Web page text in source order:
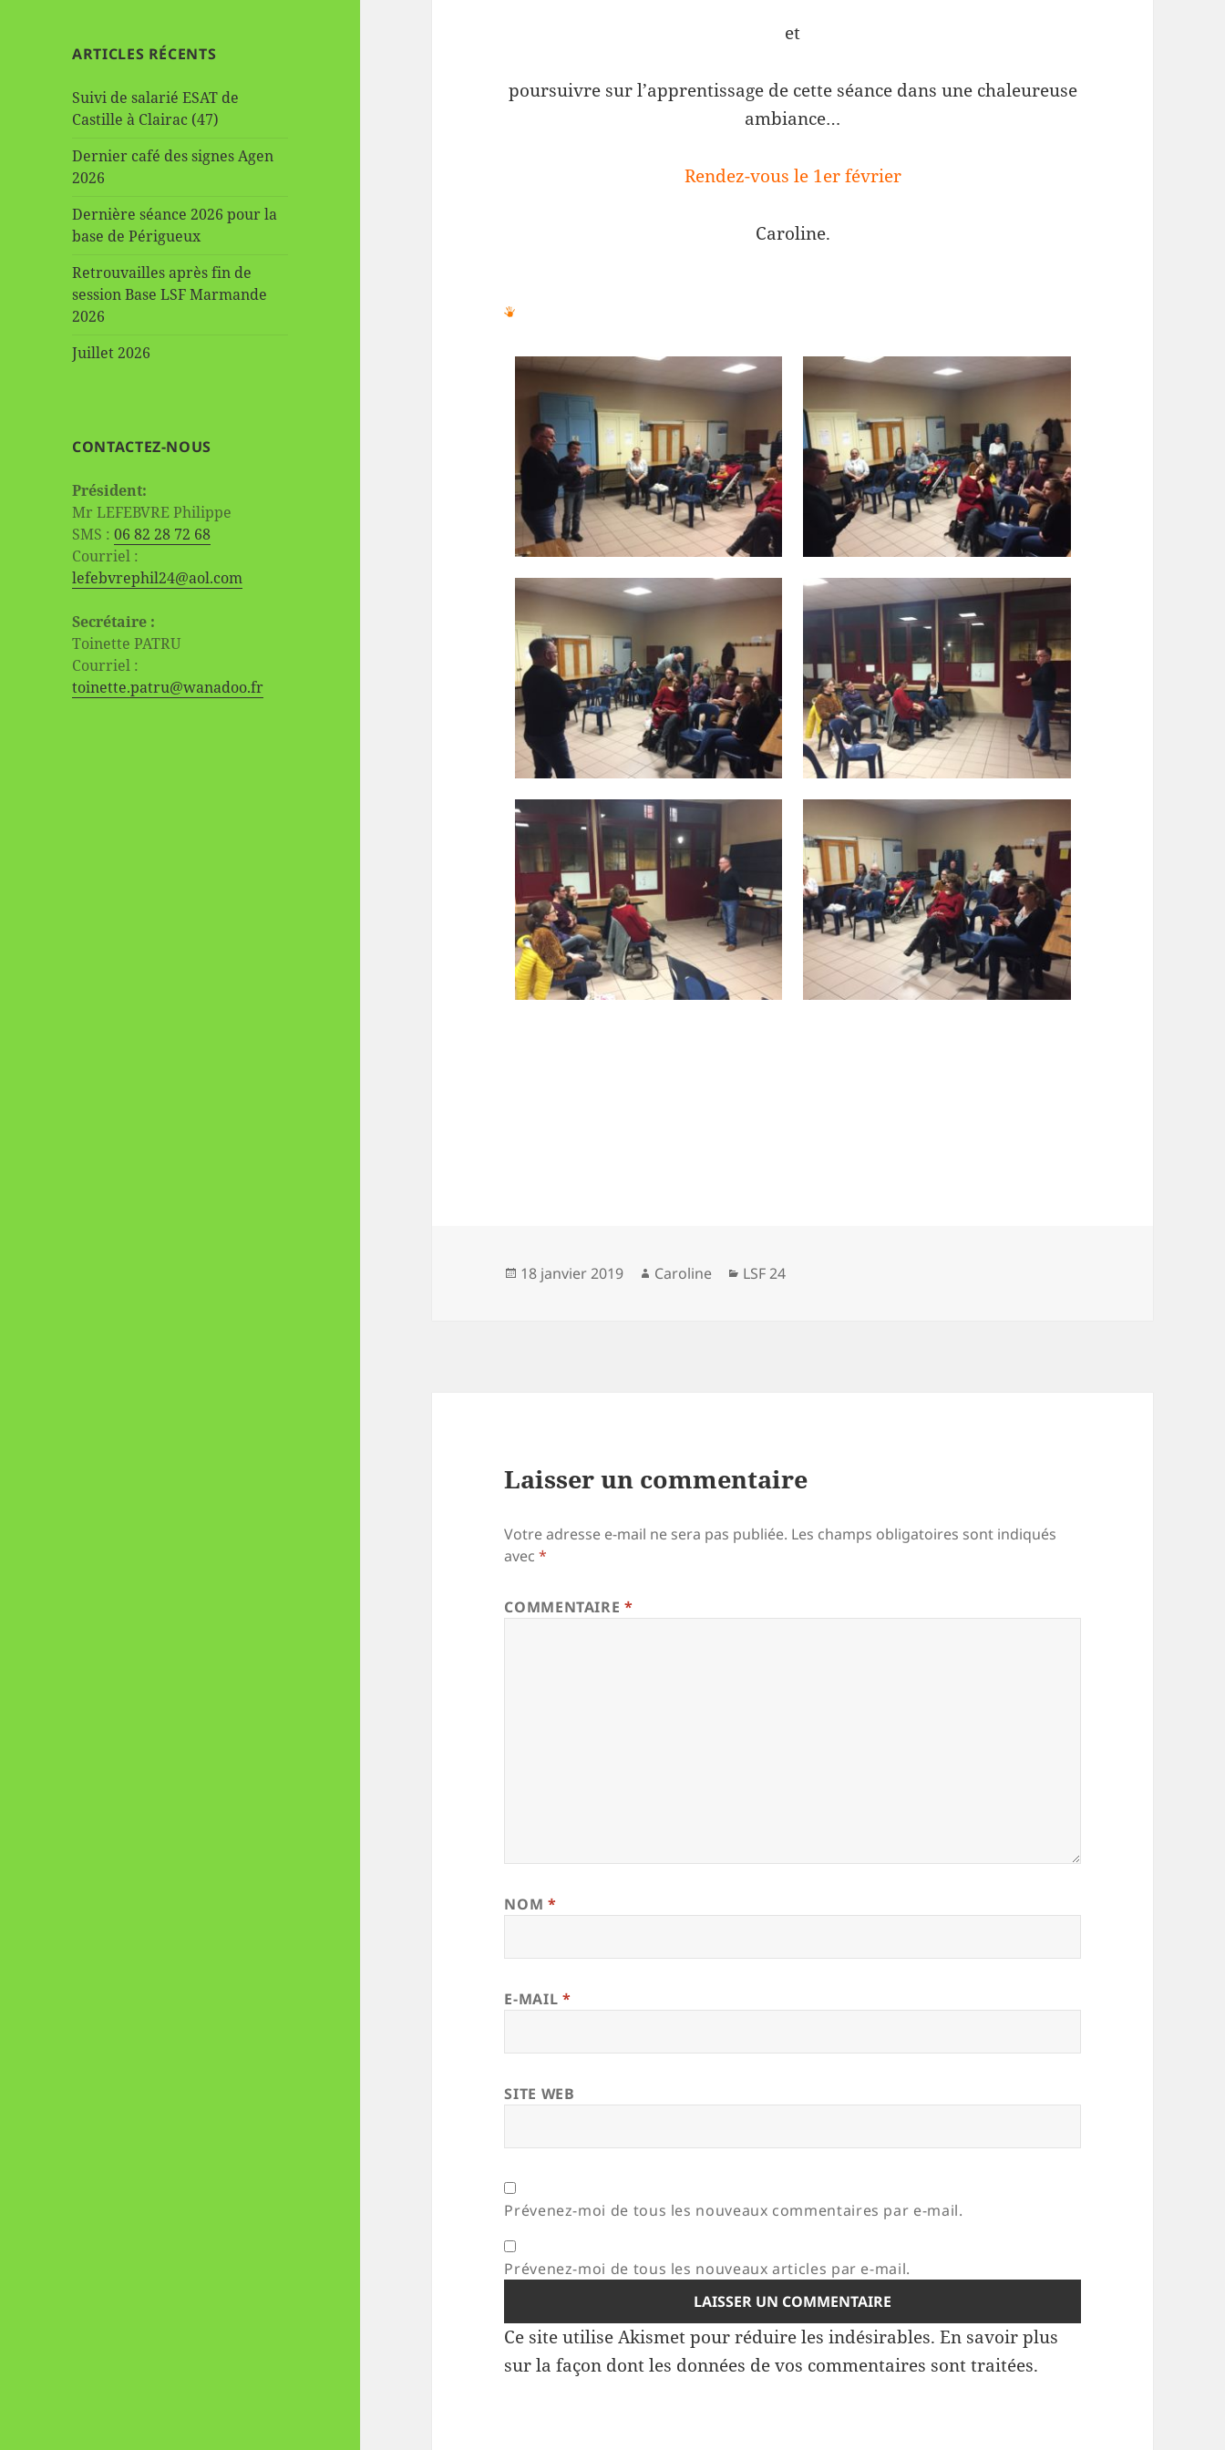
ARTICLES RÉCENTS
Suivi de salarié ESAT de
Castille à Clairac (47)
Dernier café des signes Agen
2026
Dernière séance 2026 pour la
base de Périgueux
Retrouvailles après fin de
session Base LSF Marmande
2026
Juillet 2026
CONTACTEZ-NOUS
Président:
Mr LEFEBVRE Philippe
SMS :06 82 28 72 68
Courriel :
lefebvrephil24@aol.com
Secrétaire :
Toinette PATRU
Courriel :
toinette.patru@wanadoo.fr
et
poursuivre sur l’apprentissage de cette séance dans une chaleureuse
ambiance…
Rendez-vous le 1er février
Caroline.
Publié
18 janvier 2019 Auteur
Caroline Catégories
LSF 24
Laisser un commentaire
Votre adresse e-mail ne sera pas publiée. Les champs obligatoires sont indiqués
avec*
COMMENTAIRE*
NOM *
E-MAIL *
SITE WEB
Prévenez-moi de tous les nouveaux commentaires par e-mail.
Prévenez-moi de tous les nouveaux articles par e-mail.
Ce site utilise Akismet pour réduire les indésirables.En savoir plus
sur la façon dont les données de vos commentaires sont traitées.